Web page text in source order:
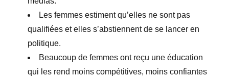
Les femmes estiment qu’elles ne sont pas
qualifiées et elles s’abstiennent de se lancer en
politique.
Beaucoup de femmes ont reçu une éducation
qui les rend moins compétitives, moins confiantes